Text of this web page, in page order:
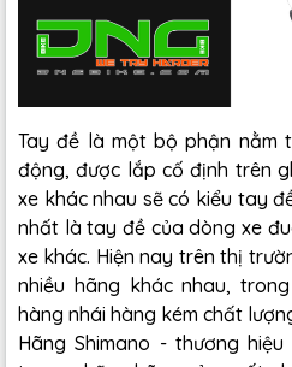
Tay đề là một bộ phận nằm
động, được lắp cố định trên
xe khác nhau sẽ có kiểu tay
nhất là tay đề của dòng xe
xe khác. Hiện nay trên thị
nhiều hãng khác nhau,
hàng nhái hàng kém chất
Hãng Shimano - thương